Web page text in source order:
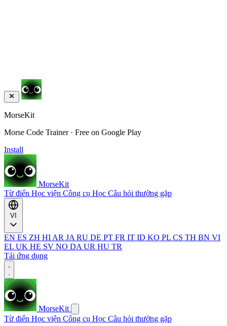
MorseKit
Morse Code Trainer · Free on Google Play
Install
MorseKit
Từ điển Học viện Công cụ Học Câu hỏi thường gặp
EN ES ZH HI AR JA RU DE PT FR IT ID KO PL CS TH BN VI
EL UK HE SV NO DA UR HU TR
Tải ứng dụng
MorseKit
Từ điển Học viện Công cụ Học Câu hỏi thường gặp